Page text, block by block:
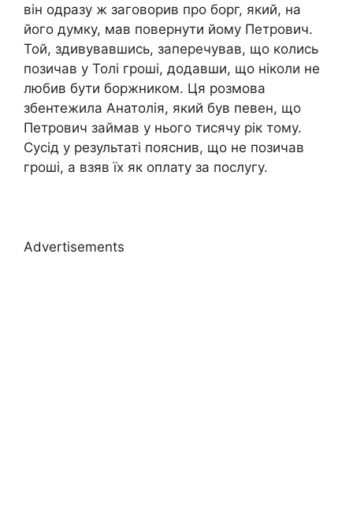
він одразу ж заговорив про борг, який, на
його думку, мав повернути йому Петрович.
Той, здивувавшись, заперечував, що колись
позичав у Толі гроші, додавши, що ніколи не
любив бути боржником. Ця розмова
збентежила Анатолія, який був певен, що
Петрович займав у нього тисячу рік тому.
Сусід у результаті пояснив, що не позичав
гроші, а взяв їх як оплату за послугу.
Advertisements